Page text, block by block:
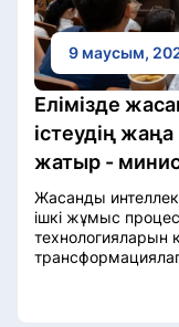
9 маусым,
Елімізде
істеудің
жатыр -
Жасанды
ішкі жұмыс
технологияларын